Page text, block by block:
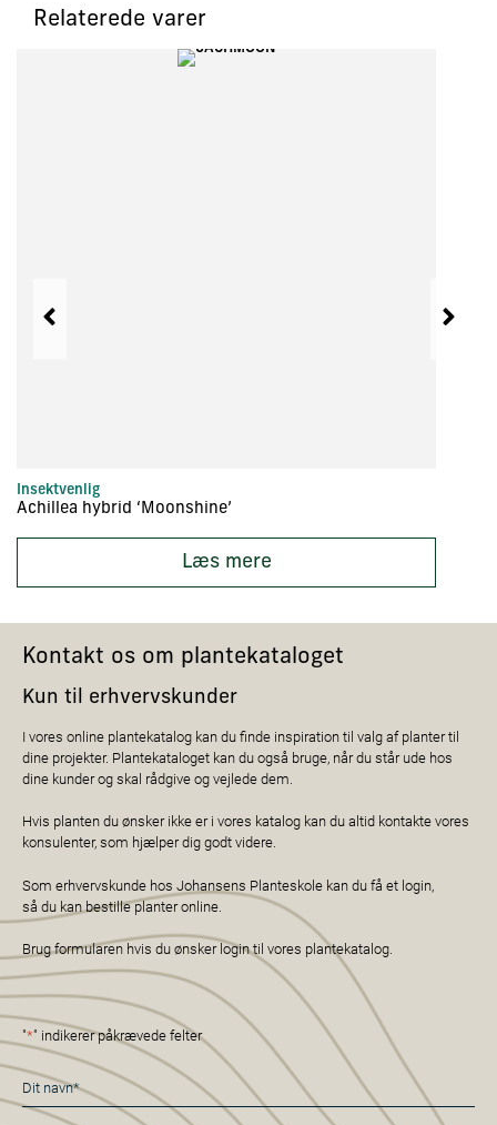
Relaterede varer
Insektvenlig
Achillea hybrid ‘Moonshine’
Læs mere
Kontakt os om plantekataloget
Kun til erhvervskunder
I vores online plantekatalog kan du finde inspiration til valg af planter til
dine projekter. Plantekataloget kan du også bruge, når du står ude hos
dine kunder og skal rådgive og vejlede dem.
Hvis planten du ønsker ikke er i vores katalog kan du altid kontakte vores
konsulenter, som hjælper dig godt videre.
Som erhvervskunde hos Johansens Planteskole kan du få et login,
så du kan bestille planter online.
Brug formularen hvis du ønsker login til vores plantekatalog.
"*" indikerer påkrævede felter
Navn
*